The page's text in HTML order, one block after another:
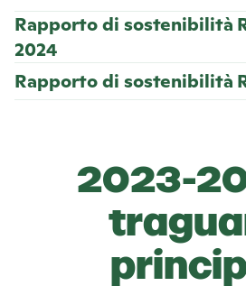
Rapporto di sostenibilità
2024
Rapporto di sostenibilità
2023-